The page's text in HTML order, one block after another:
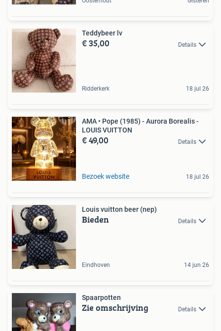
Teddybeer lv
€ 35,00 Details
Ridderkerk 18 jul 26
AMA • Pope (1985) - Aurora Borealis -
LOUIS VUITTON
€ 49,00 Details
Bezoek website 18 jul 26
Louis vuitton beer (nep)
Bieden Details
Eindhoven 14 jun 26
Spaarpotten
Zie omschrijving Details